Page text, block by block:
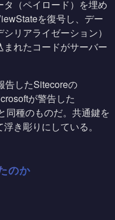
（ペイロード）を埋め
を復号し、デー
リアライゼーション）
れたコードがサーバー
告したSitecoreの
が警告した
同種のものだ。共通鍵を
き彫りにしている。
のか